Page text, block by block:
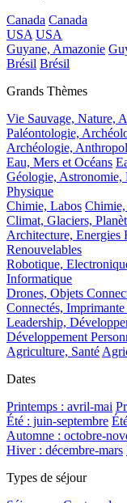
Canada Canada
USA USA
Guyane, Amazonie
Brésil Brésil
Grands Thèmes
Vie Sauvage, Nature,
Paléontologie,
Archéologie,
Eau, Mers et Océans
Géologie, Astronomie,
Physique
Chimie, Labos
Climat, Glaciers,
Architecture, Energies
Renouvelables
Robotique,
Informatique
Drones, Objets
Connectés,
Leadership,
Développement
Agriculture, Santé
Dates
Printemps : avril-mai
Été : juin-septembre
Automne : octobre-
Hiver : décembre-mars
Types de séjour